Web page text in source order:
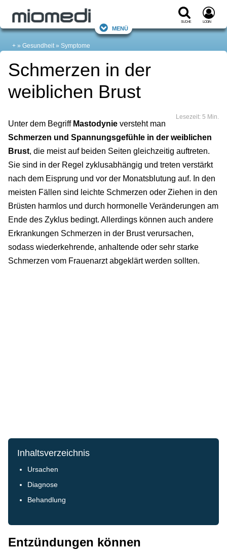
Suche Login
Menü
+ Gesundheit Symptome
Schmerzen in der
weiblichen Brust
Lesezeit: 5 Min.
Unter dem Begriff Mastodynie versteht man
Schmerzen und Spannungsgefühle in der weiblichen
Brust, die meist auf beiden Seiten gleichzeitig auftreten.
Sie sind in der Regel zyklusabhängig und treten verstärkt
nach dem Eisprung und vor der Monatsblutung auf. In den
meisten Fällen sind leichte Schmerzen oder Ziehen in den
Brüsten harmlos und durch hormonelle Veränderungen am
Ende des Zyklus bedingt. Allerdings können auch andere
Erkrankungen Schmerzen in der Brust verursachen,
sodass wiederkehrende, anhaltende oder sehr starke
Schmerzen vom Frauenarzt abgeklärt werden sollten.
Inhaltsverzeichnis
Ursachen
Diagnose
Behandlung
Entzündungen können